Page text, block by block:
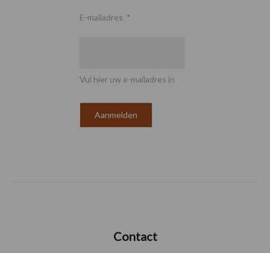
E-mailadres *
Vul hier uw e-mailadres in
Contact